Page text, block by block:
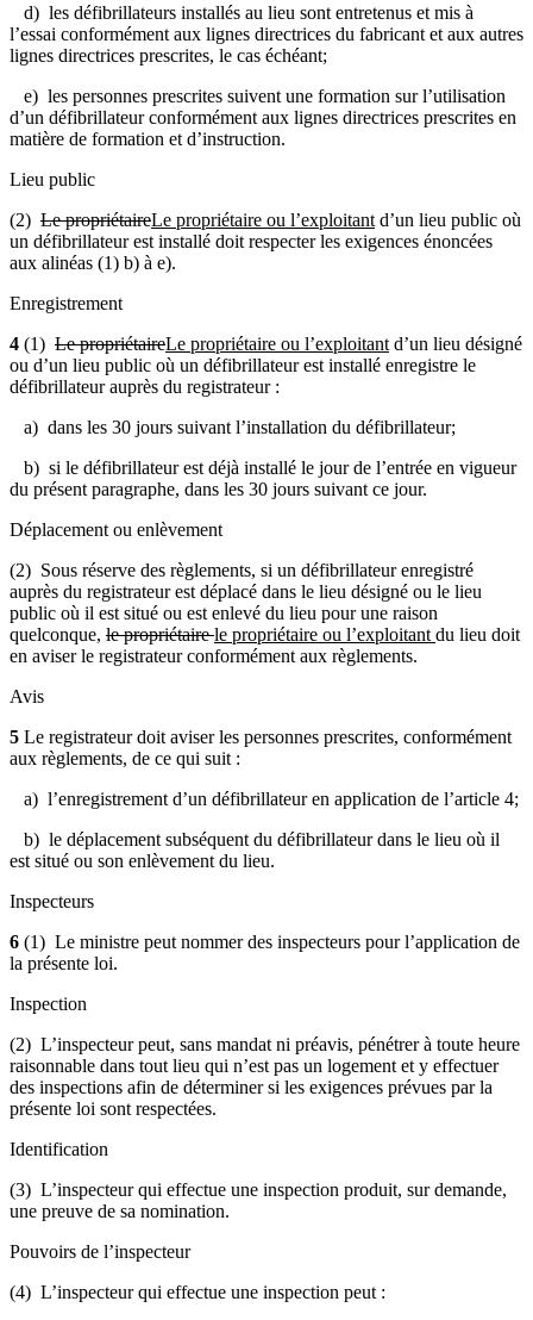
d) les défibrillateurs installés au lieu sont entretenus et mis à
l’essai conformément aux lignes directrices du fabricant et aux autres
lignes directrices prescrites, le cas échéant;
e) les personnes prescrites suivent une formation sur l’utilisation
d’un défibrillateur conformément aux lignes directrices prescrites en
matière de formation et d’instruction.
Lieu public
(2) Le propriétaireLe propriétaire ou l’exploitant d’un lieu public où
un défibrillateur est installé doit respecter les exigences énoncées
aux alinéas (1) b) à e).
Enregistrement
4 (1) Le propriétaireLe propriétaire ou l’exploitant d’un lieu désigné
ou d’un lieu public où un défibrillateur est installé enregistre le
défibrillateur auprès du registrateur :
a) dans les 30 jours suivant l’installation du défibrillateur;
b) si le défibrillateur est déjà installé le jour de l’entrée en vigueur
du présent paragraphe, dans les 30 jours suivant ce jour.
Déplacement ou enlèvement
(2) Sous réserve des règlements, si un défibrillateur enregistré
auprès du registrateur est déplacé dans le lieu désigné ou le lieu
public où il est situé ou est enlevé du lieu pour une raison
quelconque, le propriétairele propriétaire ou l’exploitant du lieu doit
en aviser le registrateur conformément aux règlements.
Avis
5 Le registrateur doit aviser les personnes prescrites, conformément
aux règlements, de ce qui suit :
a) l’enregistrement d’un défibrillateur en application de l’article 4;
b) le déplacement subséquent du défibrillateur dans le lieu où il
est situé ou son enlèvement du lieu.
Inspecteurs
6 (1) Le ministre peut nommer des inspecteurs pour l’application de
la présente loi.
Inspection
(2) L’inspecteur peut, sans mandat ni préavis, pénétrer à toute heure
raisonnable dans tout lieu qui n’est pas un logement et y effectuer
des inspections afin de déterminer si les exigences prévues par la
présente loi sont respectées.
Identification
(3) L’inspecteur qui effectue une inspection produit, sur demande,
une preuve de sa nomination.
Pouvoirs de l’inspecteur
(4) L’inspecteur qui effectue une inspection peut :